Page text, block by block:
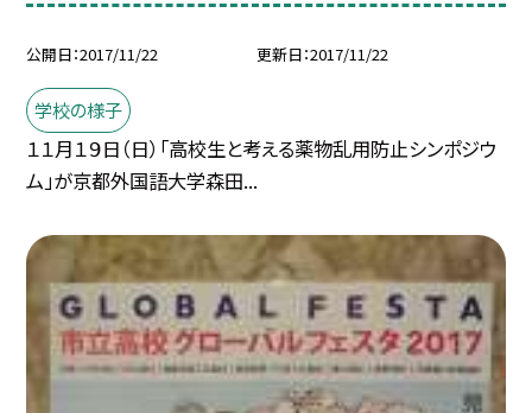
公開日 2017/11/22 更新日 2017/11/22
学校の様子
１１月１９日（日）「高校生と考える薬物乱用防止シンポジウ
ム」が京都外国語大学森田...